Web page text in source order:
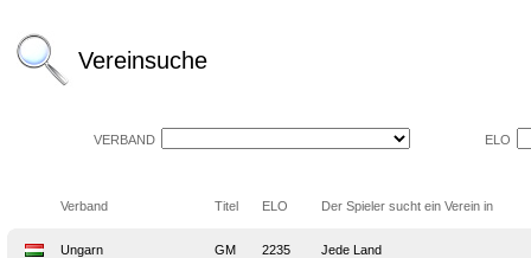
Vereinsuche
VERBAND ELO
Verband Titel ELO Der Spieler sucht ein Verein in
Ungarn GM 2235 Jede Land